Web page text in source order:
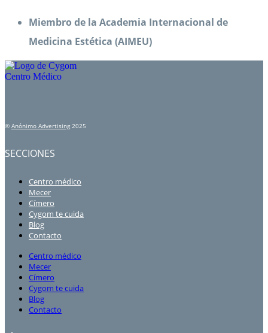
Miembro de la Academia Internacional de
Medicina Estética (AIMEU)
© Anónimo Advertising 2025
SECCIONES
Centro médico
Mecer
Címero
Cygom te cuida
Blog
Contacto
Centro médico
Mecer
Címero
Cygom te cuida
Blog
Contacto